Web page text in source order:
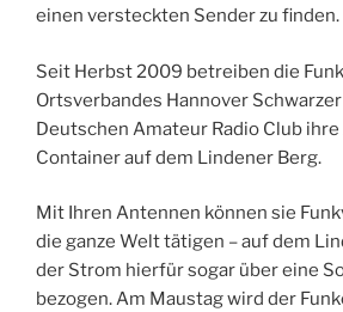
einen versteckten Sender zu finden.
Seit Herbst 2009 betreiben die
Ortsverbandes Hannover
Deutschen Amateur Radio Club
Container auf dem Lindener Berg.
Mit Ihren Antennen können sie
die ganze Welt tätigen – auf dem
der Strom hierfür sogar über eine
bezogen. Am Maustag wird der